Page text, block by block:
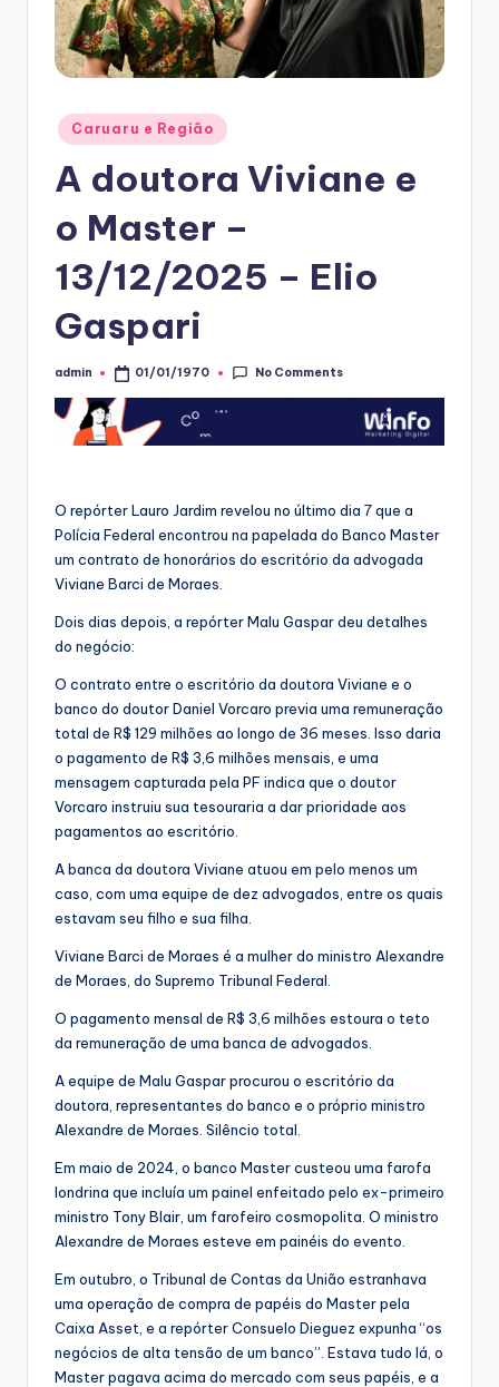
Posted
in
Caruaru e Região
A doutora Viviane e
o Master –
13/12/2025 – Elio
Gaspari
Posted
admin 01/01/1970 No Comments
O repórter Lauro Jardim revelou no último dia 7 que a
Polícia Federal encontrou na papelada do Banco Master
um contrato de honorários do escritório da advogada
Viviane Barci de Moraes.
Dois dias depois, a repórter Malu Gaspar deu detalhes
do negócio:
O contrato entre o escritório da doutora Viviane e o
banco do doutor Daniel Vorcaro previa uma remuneração
total de R$ 129 milhões ao longo de 36 meses. Isso daria
o pagamento de R$ 3,6 milhões mensais, e uma
mensagem capturada pela PF indica que o doutor
Vorcaro instruiu sua tesouraria a dar prioridade aos
pagamentos ao escritório.
A banca da doutora Viviane atuou em pelo menos um
caso, com uma equipe de dez advogados, entre os quais
estavam seu filho e sua filha.
Viviane Barci de Moraes é a mulher do ministro Alexandre
de Moraes, do Supremo Tribunal Federal.
O pagamento mensal de R$ 3,6 milhões estoura o teto
da remuneração de uma banca de advogados.
A equipe de Malu Gaspar procurou o escritório da
doutora, representantes do banco e o próprio ministro
Alexandre de Moraes. Silêncio total.
Em maio de 2024, o banco Master custeou uma farofa
londrina que incluía um painel enfeitado pelo ex-primeiro
ministro Tony Blair, um farofeiro cosmopolita. O ministro
Alexandre de Moraes esteve em painéis do evento.
Em outubro, o Tribunal de Contas da União estranhava
uma operação de compra de papéis do Master pela
Caixa Asset, e a repórter Consuelo Dieguez expunha “os
negócios de alta tensão de um banco”. Estava tudo lá, o
Master pagava acima do mercado com seus papéis, e a